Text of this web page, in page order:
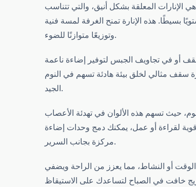
المعلقة بشكل أنيق، والتي تتناسب
هذه الإنارة تمنح الغرفة لمسة فنية
وتوزيعًا متوازنًا للضوء.
أو في تجاويف الجبس لتوفير إضاءة ناعمة
سقف مثالي لخلق بيئة هادئة تسهم في النوم
الجيد.
حيث تسهم هذه الألوان في تهدئة الأعصاب
قوية لقراءة أو عمل، يمكنك دمج وحدات إضاءة
مركزة بجانب السرير.
الوقت أو النشاط، مما يعزز من الراحة ويضفي
خافت في الصباح لتساعدك على الاستيقاظ